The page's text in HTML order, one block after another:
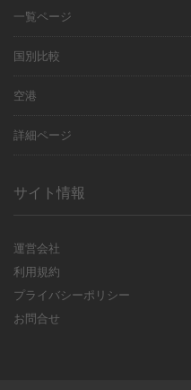
一覧ページ
国別比較
空港
詳細ページ
サイト情報
運営会社
利用規約
プライバシーポリシー
お問合せ